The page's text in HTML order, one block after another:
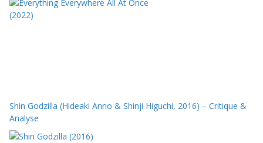
Shin Godzilla (Hideaki Anno & Shinji Higuchi, 2016) – Critique &
Analyse